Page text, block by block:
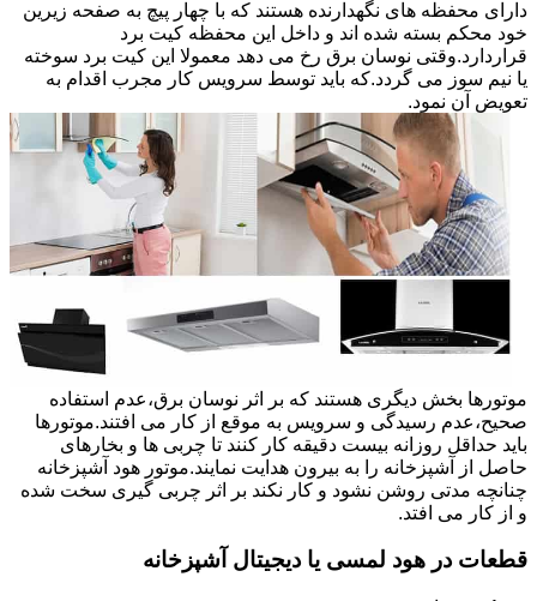
دارای محفظه های نگهدارنده هستند که با چهار پیچ به صفحه زیرین
خود محکم بسته شده اند و داخل این محفظه کیت برد
قراردارد.وقتی نوسان برق رخ می دهد معمولا این کیت برد سوخته
یا نیم سوز می گردد.که باید توسط سرویس کار مجرب اقدام به
تعویض آن نمود.
موتورها بخش دیگری هستند که بر اثر نوسان برق،عدم استفاده
صحیح،عدم رسیدگی و سرویس به موقع از کار می افتند.موتورها
باید حداقل روزانه بیست دقیقه کار کنند تا چربی ها و بخارهای
حاصل از آشپزخانه را به بیرون هدایت نمایند.موتور هود آشپزخانه
چنانچه مدتی روشن نشود و کار نکند بر اثر چربی گیری سخت شده
و از کار می افتد.
قطعات در هود لمسی یا دیجیتال آشپزخانه